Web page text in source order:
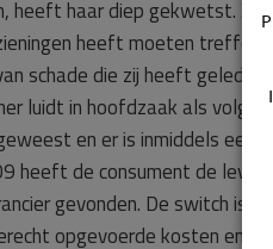
heeft haar diep gekwetst.
heeft moeten treffen
schade die zij heeft
luidt in hoofdzaak als volgt.
en er is inmiddels een
heeft de consument de
gevonden. De switch is
opgevoerde kosten en